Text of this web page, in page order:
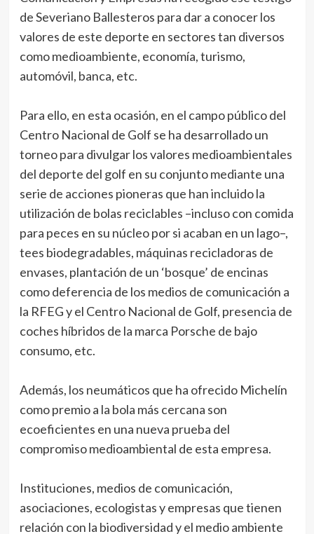
de Severiano Ballesteros para dar a conocer los
valores de este deporte en sectores tan diversos
como medioambiente, economía, turismo,
automóvil, banca, etc.
Para ello, en esta ocasión, en el campo público del
Centro Nacional de Golf se ha desarrollado un
torneo para divulgar los valores medioambientales
del deporte del golf en su conjunto mediante una
serie de acciones pioneras que han incluido la
utilización de bolas reciclables –incluso con comida
para peces en su núcleo por si acaban en un lago–,
tees biodegradables, máquinas recicladoras de
envases, plantación de un ‘bosque’ de encinas
como deferencia de los medios de comunicación a
la RFEG y el Centro Nacional de Golf, presencia de
coches híbridos de la marca Porsche de bajo
consumo, etc.
Además, los neumáticos que ha ofrecido Michelín
como premio a la bola más cercana son
ecoeficientes en una nueva prueba del
compromiso medioambiental de esta empresa.
Instituciones, medios de comunicación,
asociaciones, ecologistas y empresas que tienen
relación con la biodiversidad y el medio ambiente